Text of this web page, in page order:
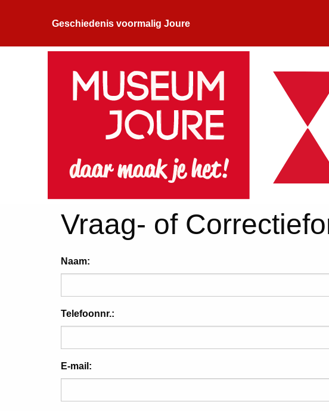
Geschiedenis voormalig Joure
Vraag- of
Naam:
Telefoonnr.:
E-mail: